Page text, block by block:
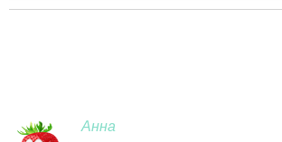
Анна